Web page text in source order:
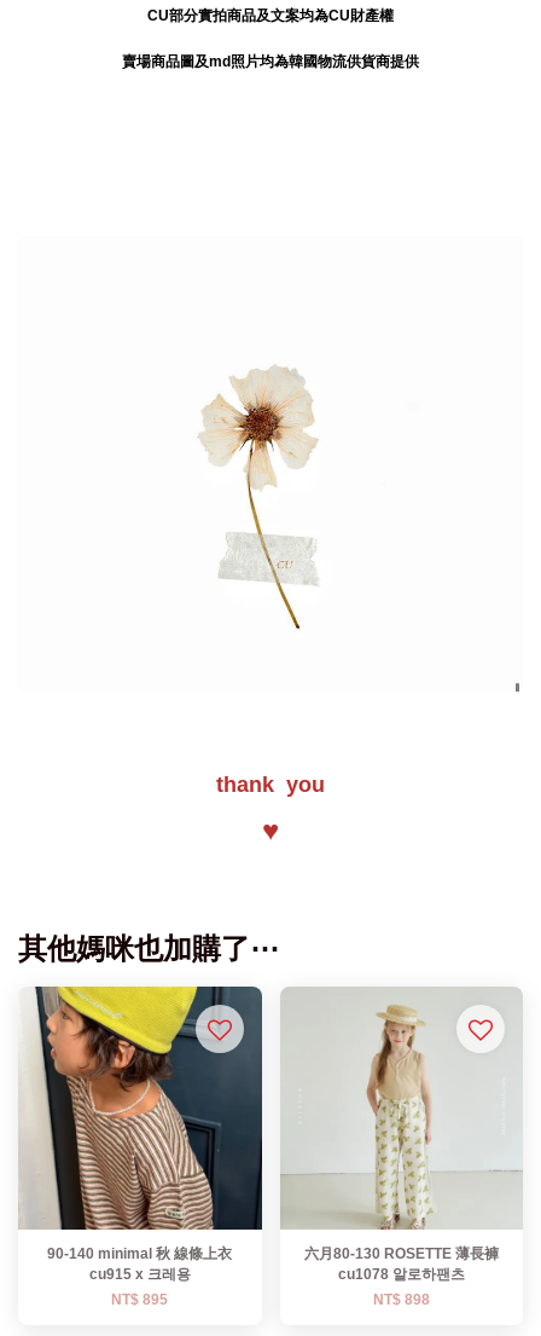
CU部分實拍商品及文案均為CU財產權
賣場商品圖及md照片均為韓國物流供貨商提供
thank you
♥
其他媽咪也加購了⋯
90-140 minimal 秋 線條上衣
cu915 x 크레용
NT$ 895
六月80-130 ROSETTE 薄長褲
cu1078 알로하팬츠
NT$ 898